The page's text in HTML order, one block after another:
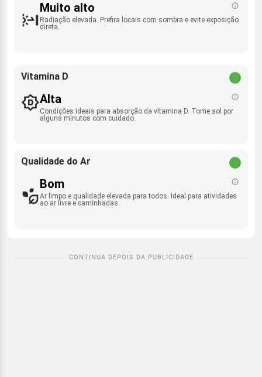
Muito alto
Radiação elevada. Prefira locais com sombra e evite exposição
direta.
Vitamina D
Alta
Condições ideais para absorção da vitamina D. Tome sol por
alguns minutos com cuidado.
Qualidade do Ar
Bom
Ar limpo e qualidade elevada para todos. Ideal para atividades
ao ar livre e caminhadas.